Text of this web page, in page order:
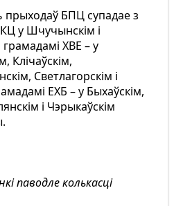
прыходаў БПЦ супадае з
у Шчучынскім і
ХВЕ – у
Клічаўскім,
Светлагорскім і
ЕХБ – у Быхаўскім,
і Чэрыкаўскім
паводле колькасці